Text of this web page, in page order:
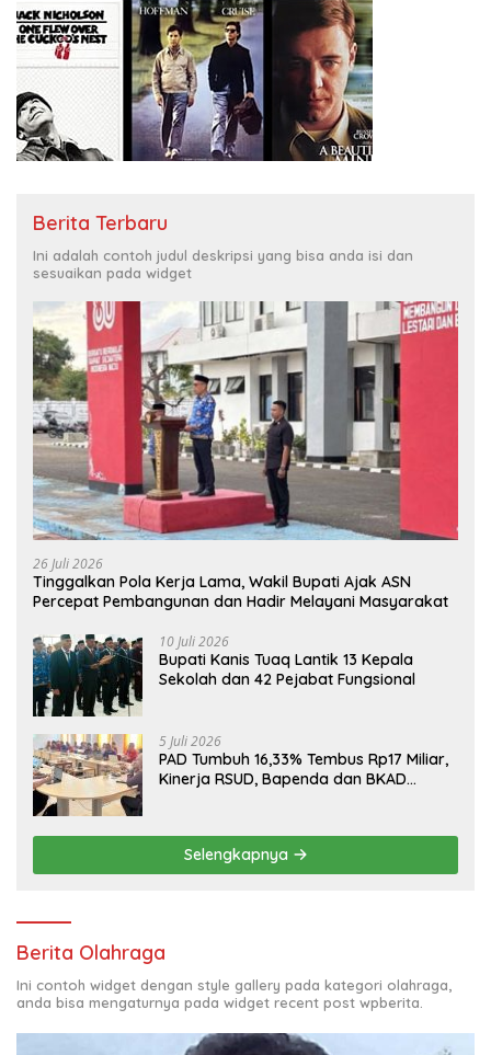
Berita Terbaru
Ini adalah contoh judul deskripsi yang bisa anda isi dan
sesuaikan pada widget
26 Juli 2026
Tinggalkan Pola Kerja Lama, Wakil Bupati Ajak ASN
Percepat Pembangunan dan Hadir Melayani Masyarakat
10 Juli 2026
Bupati Kanis Tuaq Lantik 13 Kepala
Sekolah dan 42 Pejabat Fungsional
5 Juli 2026
PAD Tumbuh 16,33% Tembus Rp17 Miliar,
Kinerja RSUD, Bapenda dan BKAD
Selengkapnya
Berita Olahraga
Ini contoh widget dengan style gallery pada kategori olahraga,
anda bisa mengaturnya pada widget recent post wpberita.